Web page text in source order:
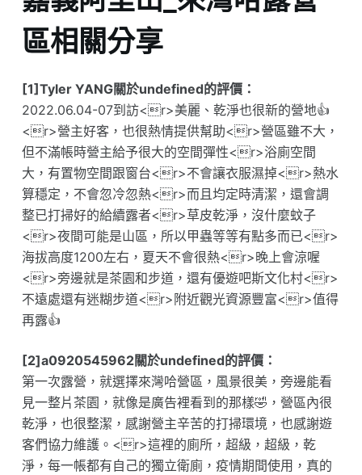
區相關分享
[1]Tyler YANG關於undefined的評價：
2022.06.04-07到訪<r>美麗、乾淨也很新的營地👍
<r>營主好客，也很熱情提供幫助<r>營區雖不大，
但不滿帳時營主給予很大的空間彈性<r>浴廁空間
大，有置物空間跟窗台<r>不會讓衣服濕掉<r>熱水
算穩定，不會忽冷忽熱<r>而且均定時清潔，還會調
整已打掃好的給續露者<r>草皮乾淨，沒什麼蚊子
<r>夜間可能是山區，所以甲蟲等等有點多而已<r>
海拔高度1200左右，夏天不會很熱<r>晚上會涼喔
<r>旁邊就是茶園和步道，還有優遊吧斯文化村<r>
不遠處還有迷糊步道<r>附近觀光資源豐富<r>值得
再露👍
[2]a0920545962關於undefined的評價：
第一次露營，就選擇來灣哈營區，風景很美，旁邊能看
見一整片茶園，就像是廣告裡看到的那樣🤣，營區內很
乾淨，也很整潔，感謝營主辛苦的打掃環境，也感謝遊
客們協力維護。<r>這裡的廁所，超級，超級，乾
淨，每一帳都有自己的獨立衛廁，疫情期間使用，真的